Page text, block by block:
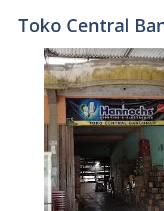
Toko Central